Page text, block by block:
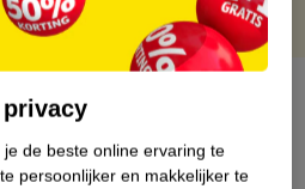
privacy
de beste online ervaring te
persoonlijker en makkelijker te